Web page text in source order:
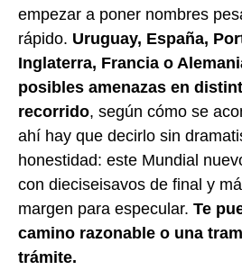
empezar a poner nombres
rápido. Uruguay, España,
Inglaterra, Francia o
posibles amenazas en
recorrido, según cómo se
ahí hay que decirlo sin
honestidad: este Mundial
con dieciseisavos de final y
margen para especular. Te
camino razonable o una
trámite.